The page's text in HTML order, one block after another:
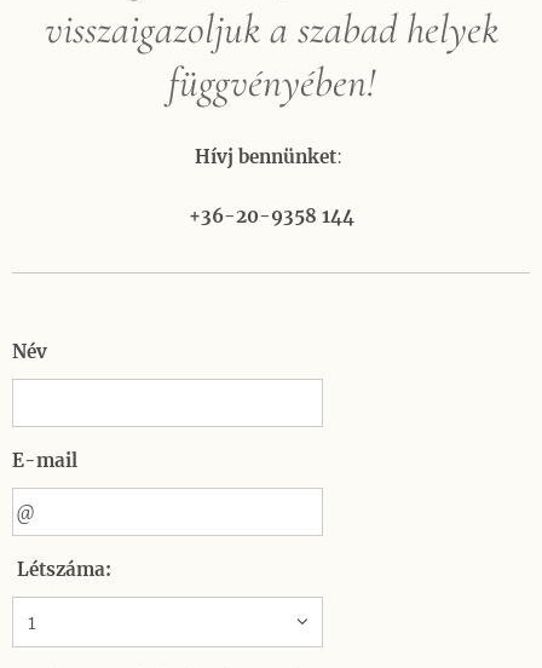
visszaigazoljuk a szabad helyek
függvényében!
Hívj bennünket:
+36-20-9358 144
Név
E-mail
Létszáma: